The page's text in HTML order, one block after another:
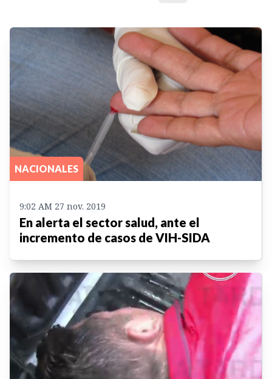
NACIONALES
9:02 AM 27 nov. 2019
En alerta el sector salud, ante el
incremento de casos de VIH-SIDA